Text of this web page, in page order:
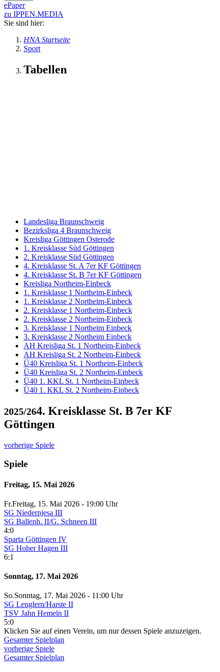
ePaper
zu IPPEN.MEDIA
Sie sind hier:
HNA Startseite
Sport
Tabellen
Landesliga Braunschweig
Bezirksliga 4 Braunschweig
Kreisliga Göttingen Osterode
1. Kreisklasse Süd Göttingen
2. Kreisklasse Süd Göttingen
4. Kreisklasse St. A 7er KF Göttingen
4. Kreisklasse St. B 7er KF Göttingen
Kreisliga Northeim-Einbeck
1. Kreisklasse 1 Northeim-Einbeck
1. Kreisklasse 2 Northeim-Einbeck
2. Kreisklasse 1 Northeim-Einbeck
2. Kreisklasse 2 Northeim-Einbeck
3. Kreisklasse 1 Northeim Einbeck
3. Kreisklasse 2 Northeim Einbeck
AH Kreisliga St. 1 Northeim-Einbeck
AH Kreisliga St. 2 Northeim-Einbeck
Ü40 Kreisliga St. 1 Northeim-Einbeck
Ü40 Kreisliga St. 2 Northeim-Einbeck
Ü40 1. KKL St. 1 Northeim-Einbeck
Ü40 1. KKL St. 2 Northeim-Einbeck
2025/264. Kreisklasse St. B 7er KF
Göttingen
vorherige Spiele
Spiele
Freitag, 15. Mai 2026
Fr.Freitag, 15. Mai 2026 - 19:00 Uhr
SG Niedernjesa III
SG Ballenh. II/G. Schneen III
4:0
Sparta Göttingen IV
SG Hoher Hagen III
6:1
Sonntag, 17. Mai 2026
So.Sonntag, 17. Mai 2026 - 11:00 Uhr
SG Lenglern/Harste II
TSV Jahn Hemeln II
5:0
Klicken Sie auf einen Verein, um nur dessen Spiele anzuzeigen.
Gesamter Spielplan
vorherige Spiele
Gesamter Spielplan